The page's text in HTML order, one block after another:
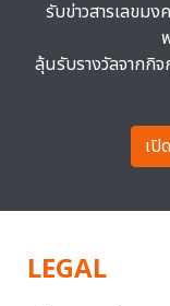
รับข่าวสารเลขมง
ลุ้นรับรางวัลจากกิ
เปิ
LEGAL